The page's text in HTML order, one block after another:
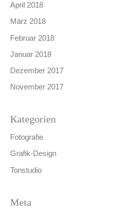
April 2018
März 2018
Februar 2018
Januar 2018
Dezember 2017
November 2017
Kategorien
Fotografie
Grafik-Design
Tonstudio
Meta